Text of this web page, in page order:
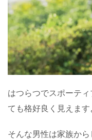
はつらつでスポーテ
ても格好良く見えます
そんな男性は家族か